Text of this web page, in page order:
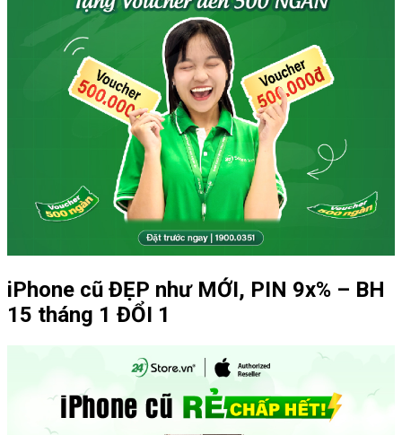
iPhone cũ ĐẸP như MỚI, PIN 9x% – BH
15 tháng 1 ĐỔI 1